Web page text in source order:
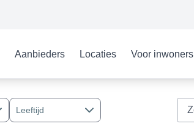
Aanbieders Locaties Voor inwoners
Leeftijd